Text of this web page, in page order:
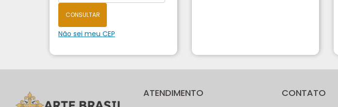
CONSULTAR
Não sei meu CEP
ATENDIMENTO CONTATO